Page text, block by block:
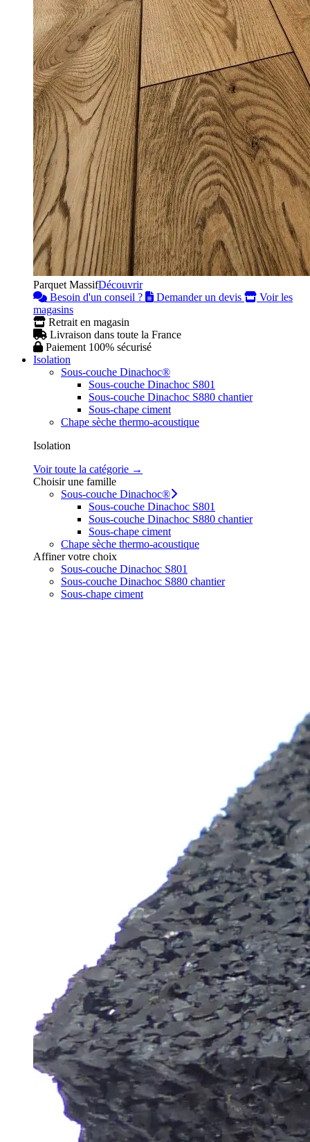
Parquet MassifDécouvrir
Besoin d'un conseil ?
Demander un devis
Voir les
magasins
Retrait en magasin
Livraison dans toute la France
Paiement 100% sécurisé
Isolation
Sous-couche Dinachoc®
Sous-couche Dinachoc S801
Sous-couche Dinachoc S880 chantier
Sous-chape ciment
Chape sèche thermo-acoustique
Isolation
Voir toute la catégorie →
Choisir une famille
Sous-couche Dinachoc®
Sous-couche Dinachoc S801
Sous-couche Dinachoc S880 chantier
Sous-chape ciment
Chape sèche thermo-acoustique
Affiner votre choix
Sous-couche Dinachoc S801
Sous-couche Dinachoc S880 chantier
Sous-chape ciment